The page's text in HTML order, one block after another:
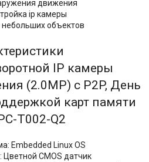
движения
ip камеры
объектов
IP камеры
(2.0MP) с P2P, День
карт памяти
T002-Q2
Embedded Linux OS
CMOS датчик